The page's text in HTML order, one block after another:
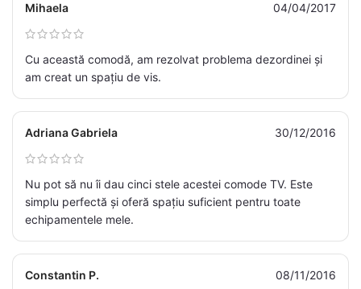
Mihaela 04/04/2017
Cu această comodă, am rezolvat problema dezordinei și
am creat un spațiu de vis.
Adriana Gabriela 30/12/2016
Nu pot să nu îi dau cinci stele acestei comode TV. Este
simplu perfectă și oferă spațiu suficient pentru toate
echipamentele mele.
Constantin P. 08/11/2016